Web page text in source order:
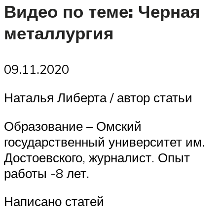
Видео по теме: Черная
металлургия
09.11.2020
Наталья Либерта / автор статьи
Образование – Омский
государственный университет им.
Достоевского, журналист. Опыт
работы -8 лет.
Написано статей